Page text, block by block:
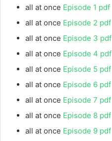
all at once Episode 1 pdf
all at once Episode 2 pdf
all at once Episode 3 pdf
all at once Episode 4 pdf
all at once Episode 5 pdf
all at once Episode 6 pdf
all at once Episode 7 pdf
all at once Episode 8 pdf
all at once Episode 9 pdf